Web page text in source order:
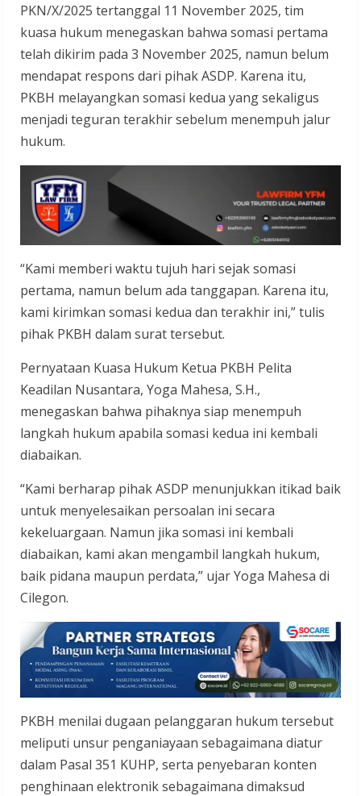
PKN/X/2025 tertanggal 11 November 2025, tim
kuasa hukum menegaskan bahwa somasi pertama
telah dikirim pada 3 November 2025, namun belum
mendapat respons dari pihak ASDP. Karena itu,
PKBH melayangkan somasi kedua yang sekaligus
menjadi teguran terakhir sebelum menempuh jalur
hukum.
“Kami memberi waktu tujuh hari sejak somasi
pertama, namun belum ada tanggapan. Karena itu,
kami kirimkan somasi kedua dan terakhir ini,” tulis
pihak PKBH dalam surat tersebut.
Pernyataan Kuasa Hukum Ketua PKBH Pelita
Keadilan Nusantara, Yoga Mahesa, S.H.,
menegaskan bahwa pihaknya siap menempuh
langkah hukum apabila somasi kedua ini kembali
diabaikan.
“Kami berharap pihak ASDP menunjukkan itikad baik
untuk menyelesaikan persoalan ini secara
kekeluargaan. Namun jika somasi ini kembali
diabaikan, kami akan mengambil langkah hukum,
baik pidana maupun perdata,” ujar Yoga Mahesa di
Cilegon.
PKBH menilai dugaan pelanggaran hukum tersebut
meliputi unsur penganiayaan sebagaimana diatur
dalam Pasal 351 KUHP, serta penyebaran konten
penghinaan elektronik sebagaimana dimaksud